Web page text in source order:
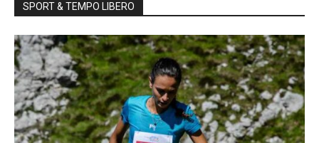
SPORT & TEMPO LIBERO